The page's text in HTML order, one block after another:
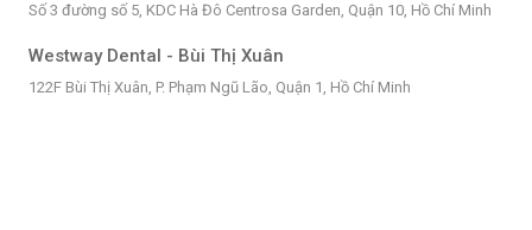
Số 3 đường số 5, KDC Hà Đô Centrosa Garden, Quận 10, Hồ Chí Minh
Westway Dental - Bùi Thị Xuân
122F Bùi Thị Xuân, P. Phạm Ngũ Lão, Quận 1, Hồ Chí Minh